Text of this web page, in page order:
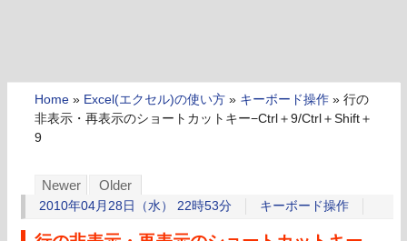
Home » Excel(エクセル)の使い方 » キーボード操作 » 行の
非表示・再表示のショートカットキー−Ctrl＋9/Ctrl＋Shift＋
9
Newer Older
2010年04月28日（水） 22時53分 キーボード操作